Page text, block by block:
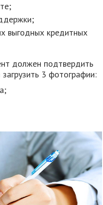
выгодных кредитных
должен подтвердить
3 фотографии: